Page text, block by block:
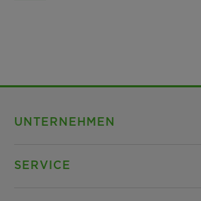
UNTERNEHMEN
SERVICE